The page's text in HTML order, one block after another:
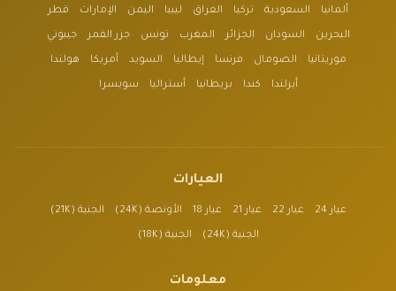
ألمانيا السعودية تركيا العراق ليبيا اليمن الإمارات قطر
البحرين السودان الجزائر المغرب تونس جزر القمر جيبوتي
موريتانيا الصومال فرنسا إيطاليا السويد أمريكا هولندا
أيرلندا كندا بريطانيا أستراليا سويسرا
العيارات
عيار 24 عيار 22 عيار 21 عيار 18 الأونصة (24K) الجنية (21K)
الجنية (24K) الجنية (18K)
معلومات